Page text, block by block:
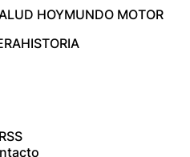
HOYMUNDO MOTOR
HISTORIA
RSS